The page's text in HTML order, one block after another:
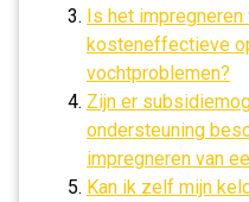
Is het
kosteneffectieve
vochtproblemen?
Zijn er
ondersteuning
impregneren van
Kan ik zelf mijn